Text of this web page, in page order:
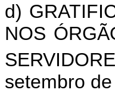
d)
NOS
setembro